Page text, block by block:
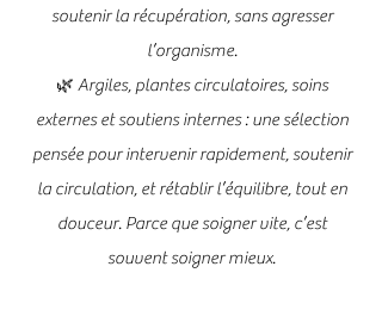
soutenir la récupération, sans agresser
l’organisme.
🌿 Argiles, plantes circulatoires, soins
externes et soutiens internes : une sélection
pensée pour intervenir rapidement, soutenir
la circulation, et rétablir l’équilibre, tout en
douceur. Parce que soigner vite, c’est
souvent soigner mieux.